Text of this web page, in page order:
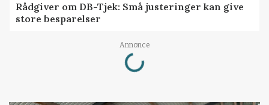
Rådgiver om DB-Tjek: Små justeringer kan give
store besparelser
Annonce
Loading...